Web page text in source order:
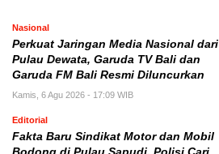
Nasional
Perkuat Jaringan Media Nasional dari
Pulau Dewata, Garuda TV Bali dan
Garuda FM Bali Resmi Diluncurkan
Kamis, 6 Agu 2026 - 17:09 WIB
Editorial
Fakta Baru Sindikat Motor dan Mobil